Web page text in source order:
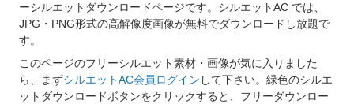
ーシルエットダウンロードページです。シルエットAC では、
JPG・PNG形式の高解像度画像が無料でダウンロードし放題で
す。
このページのフリーシルエット素材・画像が気に入りました
ら、まずシルエットAC会員ログイン して下さい。緑色のシルエ
ットダウンロードボタンをクリックすると、フリーダウンロー